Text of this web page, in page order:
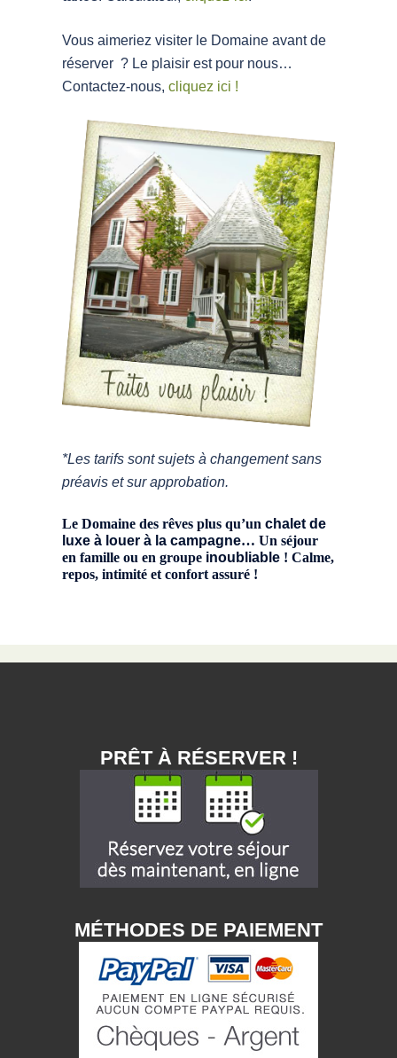
Vous aimeriez visiter le Domaine avant de
réserver ? Le plaisir est pour nous…
Contactez-nous, cliquez ici !
*Les tarifs sont sujets à changement sans
préavis et sur approbation.
Le Domaine des rêves plus qu’un chalet de
luxe à louer à la campagne… Un séjour
en famille ou en groupe inoubliable ! Calme,
repos, intimité et confort assuré !
PRÊT À RÉSERVER !
MÉTHODES DE PAIEMENT